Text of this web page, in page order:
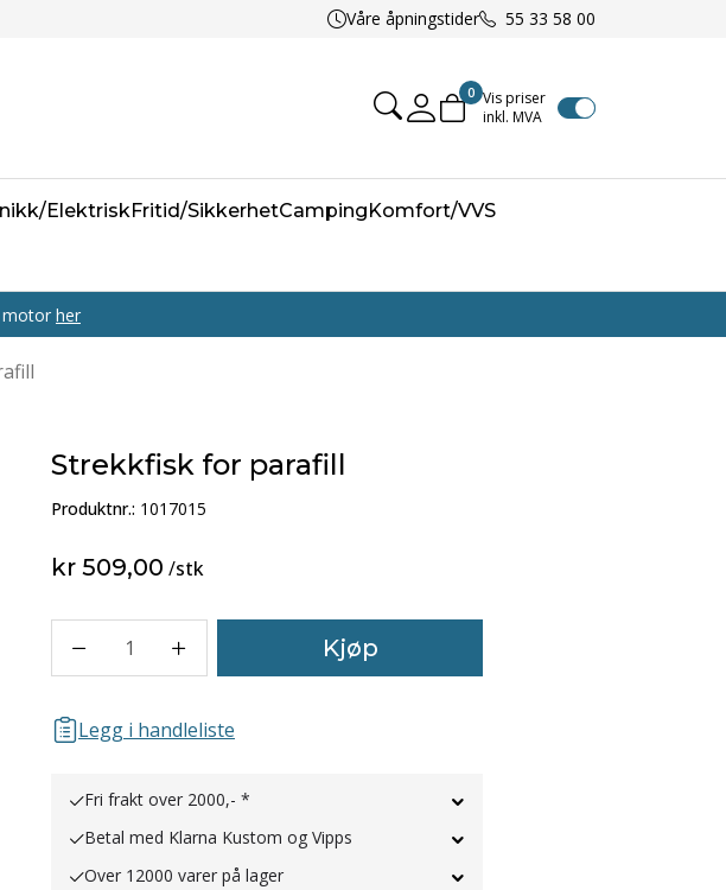
Våre åpningstider 55 33 58 00
Mine sider
0 Vis priser
inkl. MVA
ElektriskFritid/SikkerhetCampingKomfort/VVS
motor her
Strekkfisk for parafill
Produktnr.: 1017015
kr 509,00 /stk
1 Kjøp
Legg i handleliste
Fri frakt over 2000,- *
Betal med Klarna Kustom og Vipps
Over 12000 varer på lager